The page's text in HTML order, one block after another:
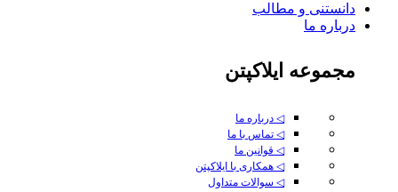
دانستنی و مطالب
درباره ما
مجموعه ایلاکپتن
◁ درباره ما
◁ تماس با ما
◁ قوانین ما
◁ همکاری با ایلاکپتن
◁ سوالات متداول